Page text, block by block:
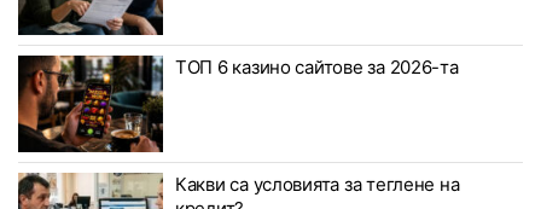
ТОП 6 казино сайтове за 2026-та
Какви са условията за теглене на